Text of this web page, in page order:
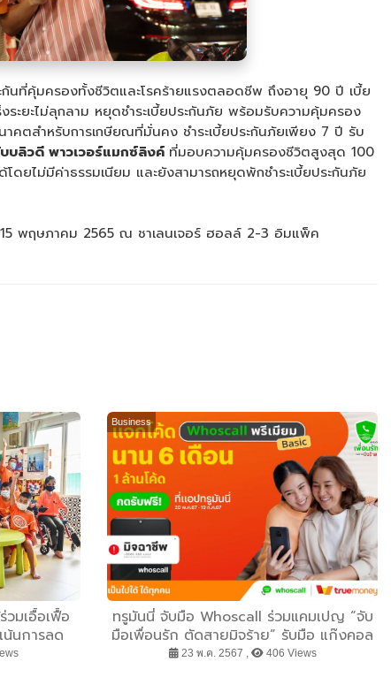
กันที่คุ้มครองทั้งชีวิตและโรคร้ายแรงตลอดชีพ ถึงอายุ 90 ปี เบี้ย
ยะไม่ลุกลาม หยุดชำระเบี้ยประกันภัย พร้อมรับความคุ้มครอง
าคตสำหรับการเกษียณที่มั่นคง ชำระเบี้ยประกันภัยเพียง 7 ปี รับ
บลิวดี พาวเวอร์แมกซ์ลิงค์ ที่มอบความคุ้มครองชีวิตสูงสุด 100
ยไม่มีค่าธรรมเนียม และยังสามารถหยุดพักชำระเบี้ยประกันภัย
พฤษภาคม 2565 ณ ชาเลนเจอร์ ฮอลล์ 2-3 อิมแพ็ค
มเอื้อเฟื้อ
น้นการลด
กาสทาง
Business
ทรูมันนี่ จับมือ Whoscall ร่วมแคมเปญ “จับ
มือเพื่อนรัก ตัดสายมิจร้าย” รับมือ แก๊งคอล
เซ็นเตอร์ แจกโค้ด Whoscall พรีเมียม เบสิก
23 พ.ค. 2567 , 406 Views